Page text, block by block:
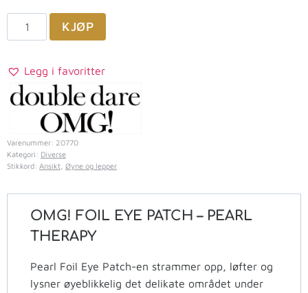
KJØP
Legg i favoritter
Varenummer: 20770
Kategori: Diverse
Stikkord: Ansikt Øyne og lepper
OMG! FOIL EYE PATCH – PEARL
THERAPY
Pearl Foil Eye Patch-en strammer opp, løfter og
lysner øyeblikkelig det delikate området under